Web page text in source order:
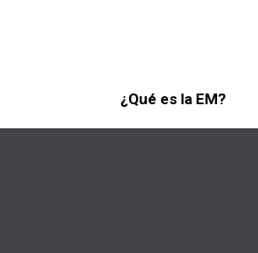
¿Qué es la EM?